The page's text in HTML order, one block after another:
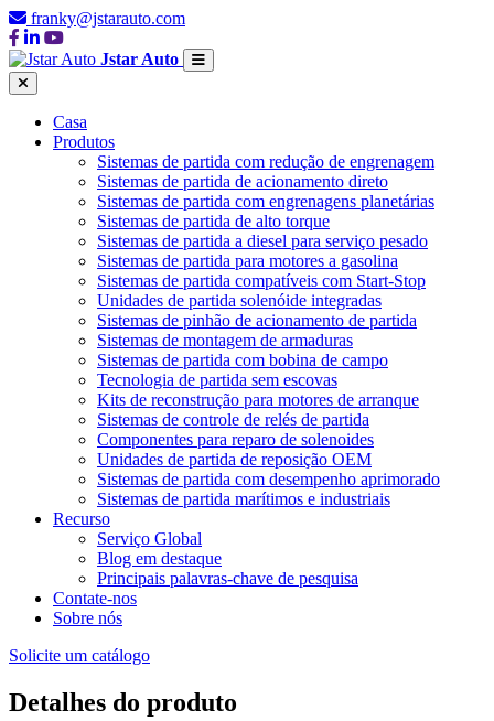
franky@jstarauto.com
Jstar Auto
Casa
Produtos
Sistemas de partida com redução de engrenagem
Sistemas de partida de acionamento direto
Sistemas de partida com engrenagens planetárias
Sistemas de partida de alto torque
Sistemas de partida a diesel para serviço pesado
Sistemas de partida para motores a gasolina
Sistemas de partida compatíveis com Start-Stop
Unidades de partida solenóide integradas
Sistemas de pinhão de acionamento de partida
Sistemas de montagem de armaduras
Sistemas de partida com bobina de campo
Tecnologia de partida sem escovas
Kits de reconstrução para motores de arranque
Sistemas de controle de relés de partida
Componentes para reparo de solenoides
Unidades de partida de reposição OEM
Sistemas de partida com desempenho aprimorado
Sistemas de partida marítimos e industriais
Recurso
Serviço Global
Blog em destaque
Principais palavras-chave de pesquisa
Contate-nos
Sobre nós
Solicite um catálogo
Detalhes do produto